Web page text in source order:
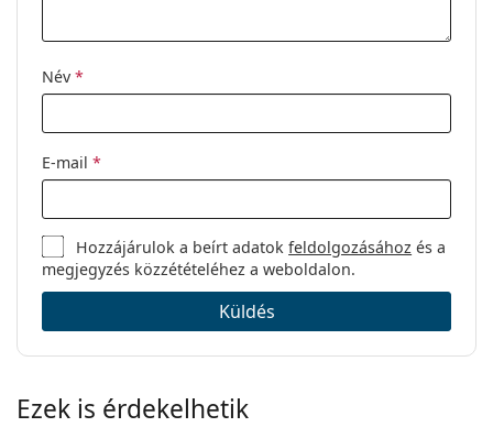
Használat:
Kód:
Név *
E-mail *
Hozzájárulok a beírt adatokfeldolgozásához és a
megjegyzés közzétételéhez a weboldalon.
Küldés
Ezek is érdekelhetik